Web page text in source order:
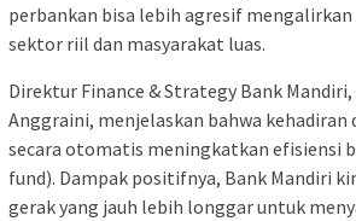
perbankan bisa lebih agresif mengalirkan
sektor riil dan masyarakat luas.
​Direktur Finance & Strategy Bank
Anggraini, menjelaskan bahwa kehadiran
secara otomatis meningkatkan efisiensi
fund). Dampak positifnya, Bank Mandiri
gerak yang jauh lebih longgar untuk